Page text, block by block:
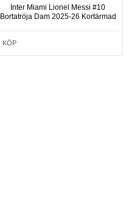
Inter Miami Lionel Messi #10
Bortatröja Dam 2025-26 Kortärmad
KÖP